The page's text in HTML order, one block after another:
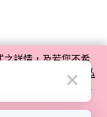
之詳情，及若您不希
請參閱本網站「 隱私
本公司得按本網站使